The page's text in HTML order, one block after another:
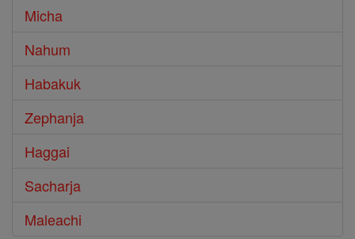
Micha
Nahum
Habakuk
Zephanja
Haggai
Sacharja
Maleachi